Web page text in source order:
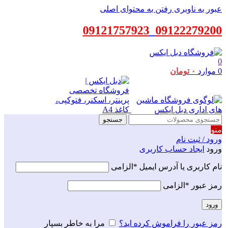
عبور به ناوبری رفتن به محتوای اصلی
09122279200
09121757923
0
0 موارد ۰ تومان
جستجو
منو
ورود / ثبت نام
ورود ایجاد حساب کاربری
نام کاربری یا آدرس ایمیل * الزامی
رمز عبور * الزامی
ورود
رمز عبور را فراموش کرده اید؟ مرا به خاطر بسپار